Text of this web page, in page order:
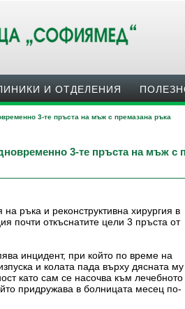
И ОТДЕЛЕНИЯ
3-те пръста на мъж с премазана ръка
3-те пръста на мъж с
ръка и реконструктивна хирургия в
почти откъснатите цели 3 пръста от
инцидент, при който по време на
и колата пада върху дясната му
като сам се насочва към лечебното
придружава в болницата месец по-